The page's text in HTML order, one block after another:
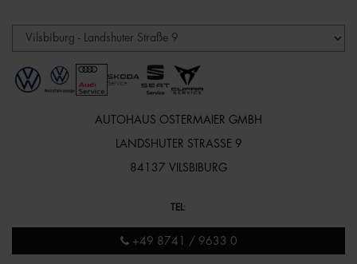
AUTOHAUS OSTERMAIER GMBH
LANDSHUTER STRASSE 9
84137 VILSBIBURG
TEL :
+49 8741 / 9633 0